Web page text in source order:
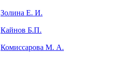
Золина Е. И.
Кайнов Б.П.
Комиссарова М. А.